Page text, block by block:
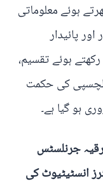
ہوئے معلوماتی
پائیدار
رکھتے ہوئے تقسیم،
کی حکمت
ہو گیا ہے۔
جرنلسٹس
انسٹیٹیوٹ کی